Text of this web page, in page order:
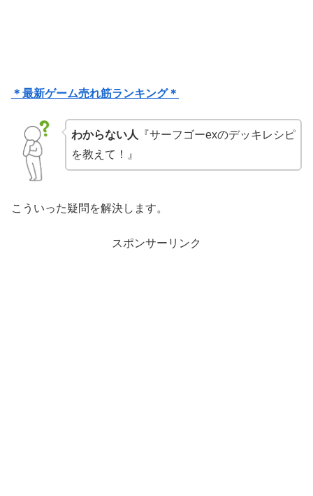
＊最新ゲーム売れ筋ランキング＊
わからない人 『サーフゴーexのデッキレシピ
を教えて！』
こういった疑問を解決します。
スポンサーリンク